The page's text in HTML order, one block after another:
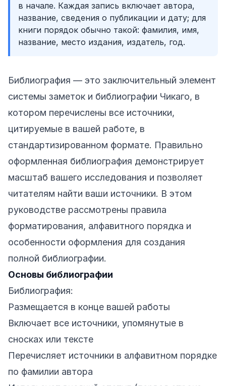
в начале. Каждая запись включает автора,
название, сведения о публикации и дату; для
книги порядок обычно такой: фамилия, имя,
название, место издания, издатель, год.
Библиография — это заключительный элемент
системы заметок и библиографии Чикаго, в
котором перечислены все источники,
цитируемые в вашей работе, в
стандартизированном формате. Правильно
оформленная библиография демонстрирует
масштаб вашего исследования и позволяет
читателям найти ваши источники. В этом
руководстве рассмотрены правила
форматирования, алфавитного порядка и
особенности оформления для создания
полной библиографии.
Основы библиографии
Библиография:
Размещается в конце вашей работы
Включает все источники, упомянутые в
сносках или тексте
Перечисляет источники в алфавитном порядке
по фамилии автора